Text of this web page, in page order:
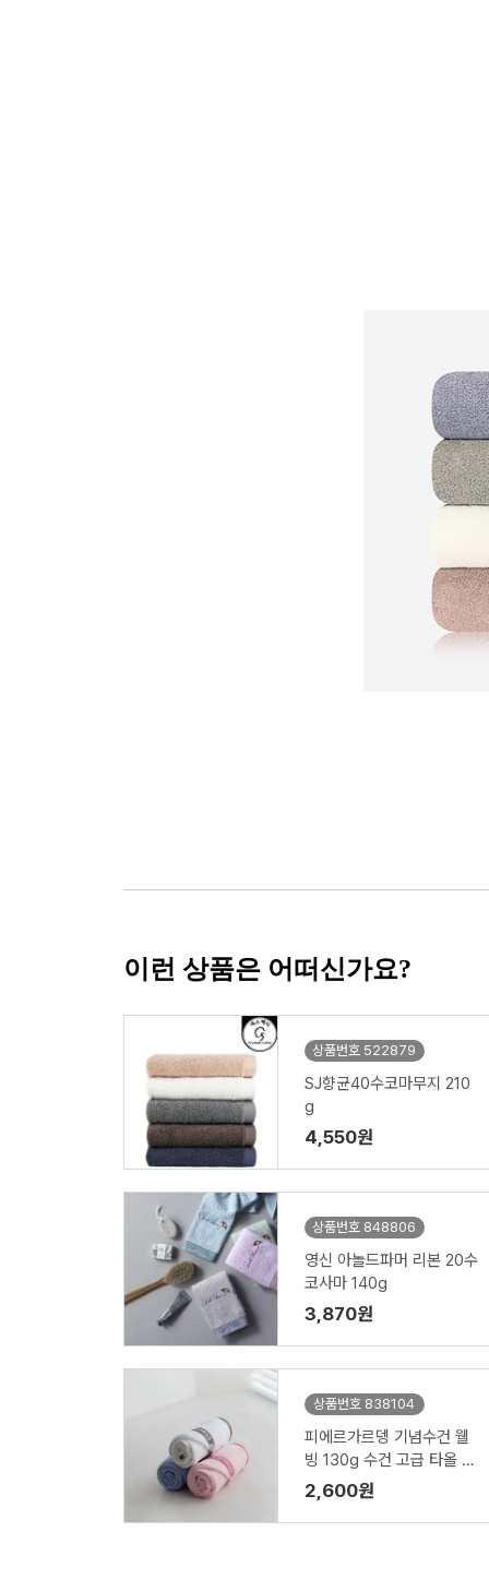
이런 상품은 어떠신가요?
상품번호 522879
SJ향균40수코마무지 210
g
4,550원
상품번호 848806
영신 아놀드파머 리본 20수
코사마 140g
3,870원
상품번호 838104
피에르가르뎅 기념수건 웰
빙 130g 수건 고급 타올 호
텔수건 PC09
2,600원